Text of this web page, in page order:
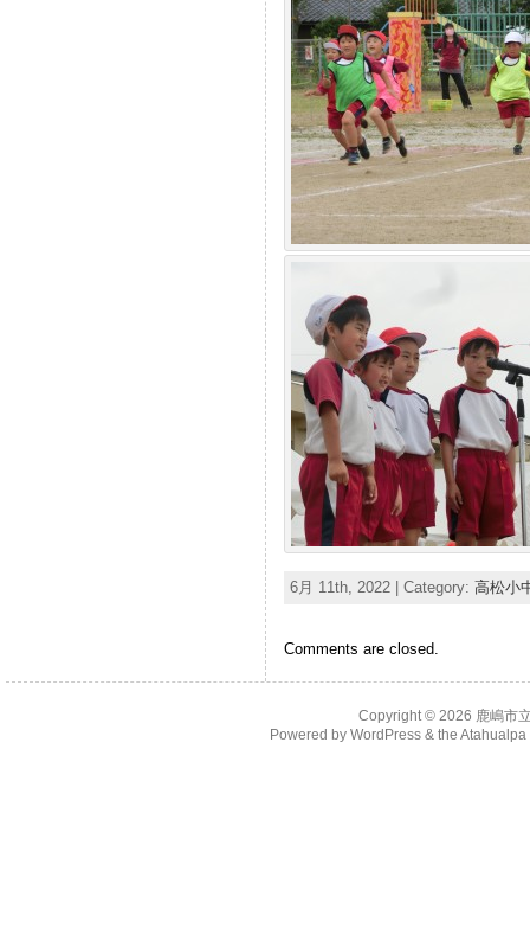
6月 11th, 2022 | Category: 高松小
Comments are closed.
Copyright © 2026 鹿嶋市
Powered by WordPress& the Atahualpa